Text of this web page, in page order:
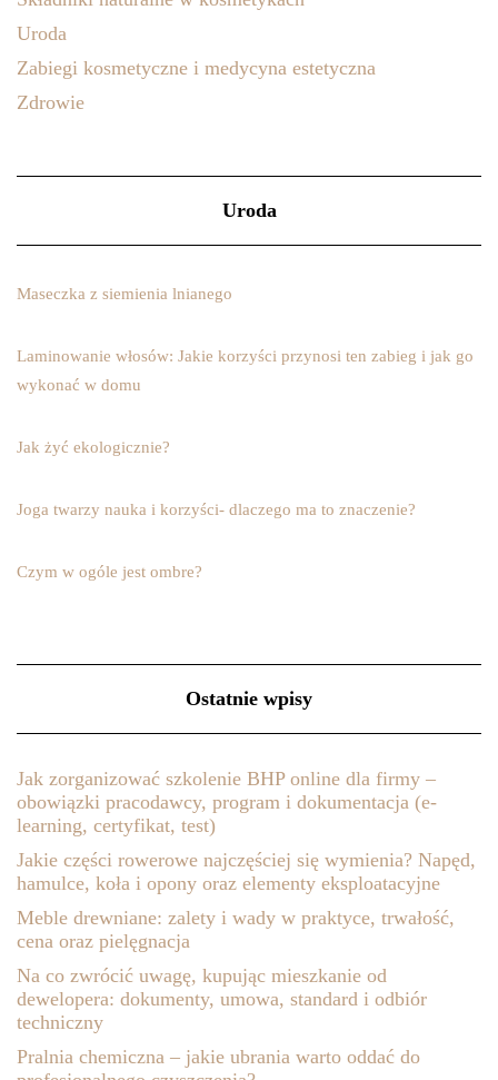
Uroda
Zabiegi kosmetyczne i medycyna estetyczna
Zdrowie
Uroda
Maseczka z siemienia lnianego
Laminowanie włosów: Jakie korzyści przynosi ten zabieg i jak go
wykonać w domu
Jak żyć ekologicznie?
Joga twarzy nauka i korzyści- dlaczego ma to znaczenie?
Czym w ogóle jest ombre?
Ostatnie wpisy
Jak zorganizować szkolenie BHP online dla firmy –
obowiązki pracodawcy, program i dokumentacja (e-
learning, certyfikat, test)
Jakie części rowerowe najczęściej się wymienia? Napęd,
hamulce, koła i opony oraz elementy eksploatacyjne
Meble drewniane: zalety i wady w praktyce, trwałość,
cena oraz pielęgnacja
Na co zwrócić uwagę, kupując mieszkanie od
dewelopera: dokumenty, umowa, standard i odbiór
techniczny
Pralnia chemiczna – jakie ubrania warto oddać do